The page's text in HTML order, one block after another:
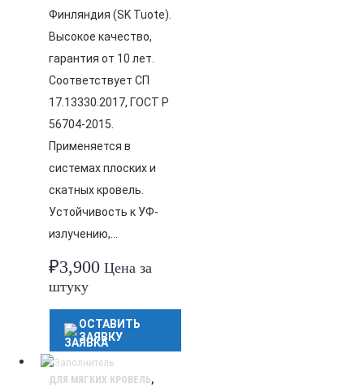
Финляндия (SK Tuote).
Высокое качество,
гарантия от 10 лет.
Соответствует СП
17.13330.2017, ГОСТ Р
56704-2015.
Применяется в
системах плоских и
скатных кровель.
Устойчивость к УФ-
излучению,…
₽3,900 Цена за
штуку
ОСТАВИТЬ
ЗАЯВКУ
ДЛЯ МЯГКИХ КРОВЕЛЬ,